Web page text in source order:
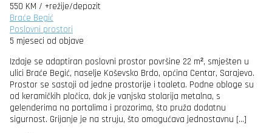
550 KM / +režije/depozit
Braće Begić
Poslovni prostori
5 mjeseci od objave
Izdaje se adaptiran poslovni prostor površine 22 m², smješten u
ulici Braće Begić, naselje Koševsko Brdo, općina Centar, Sarajevo.
Prostor se sastoji od jedne prostorije i toaleta. Podne obloge su
od keramičkih pločica, dok je vanjska stolarija metalna, s
gelenderima na portalima i prozorima, što pruža dodatnu
sigurnost. Grijanje je na struju, što omogućava jednostavnu […]